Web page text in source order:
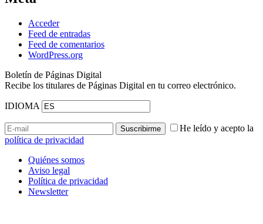
Acceder
Feed de entradas
Feed de comentarios
WordPress.org
Boletín de Páginas Digital
Recibe los titulares de Páginas Digital en tu correo electrónico.
IDIOMA
He leído y acepto la
política de privacidad
Quiénes somos
Aviso legal
Política de privacidad
Newsletter